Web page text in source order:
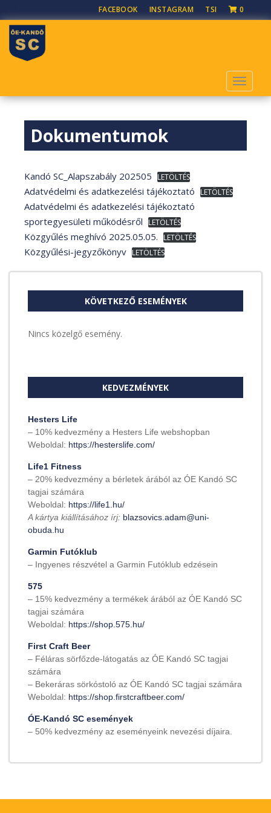
k
FACEBOOK INSTAGRAM TSI 0
Dokumentumok
Kandó SC_Alapszabály 202505 LETÖLTÉS
Adatvédelmi és adatkezelési tájékoztató LETÖLTÉS
Adatvédelmi és adatkezelési tájékoztató
sportegyesületi működésről
LETÖLTÉS
Közgyűlés meghívó 2025.05.05. LETÖLTÉS
Közgyűlési-jegyzőkönyv LETÖLTÉS
KÖVETKEZŐ ESEMÉNYEK
Nincs közelgő esemény.
KEDVEZMÉNYEK
Hesters Life
– 10% kedvezmény a Hesters Life webshopban
Weboldal: https://hesterslife.com/
Life1 Fitness
– 20% kedvezmény a bérletek árából az ÓE Kandó SC
tagjai számára
Weboldal: https://life1.hu/
A kártya kiállításához írj: blazsovics.adam@uni-
obuda.hu
Garmin Futóklub
– Ingyenes részvétel a Garmin Futóklub edzésein
575
– 15% kedvezmény a termékek árából az ÓE Kandó SC
tagjai számára
Weboldal: https://shop.575.hu/
First Craft Beer
– Féláras sörfőzde-látogatás az ÓE Kandó SC tagjai
számára
– Bekeráras sörkóstoló az ÓE Kandó SC tagjai számára
Weboldal: https://shop.firstcraftbeer.com/
ÓE-Kandó SC események
– 50% kedvezmény az eseményeink nevezési díjaira.